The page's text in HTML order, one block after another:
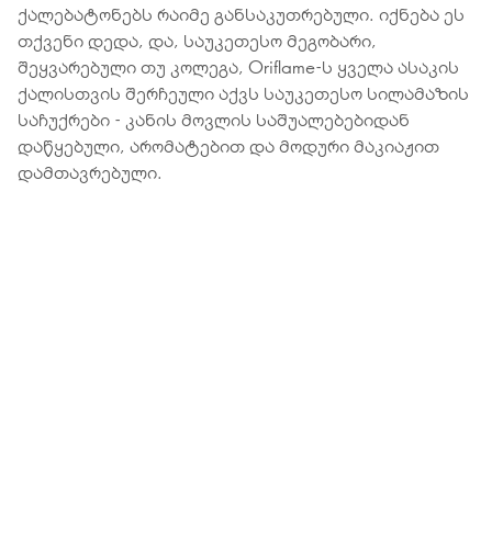
ქალებატონებს რაიმე განსაკუთრებული. იქნება ეს
თქვენი დედა, და, საუკეთესო მეგობარი,
შეყვარებული თუ კოლეგა, Oriflame-ს ყველა ასაკის
ქალისთვის შერჩეული აქვს საუკეთესო სილამაზის
საჩუქრები - კანის მოვლის საშუალებებიდან
დაწყებული, არომატებით და მოდური მაკიაჟით
დამთავრებული.